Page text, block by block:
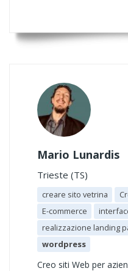
Mario Lunardis
Trieste (TS)
creare sito vetrina
E-commerce
realizzazione landing
wordpress
Creo siti Web per